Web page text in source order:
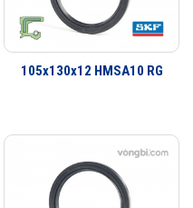
việc che chắn bảo vệ vòng bi.
loại phớt tiếp xúc với bề mặt cố
có thể cung cấp các giải pháp
sản xuất số lượng lớn, từ lắp
thế sau đó.
105x130x12 HMSA10 RG